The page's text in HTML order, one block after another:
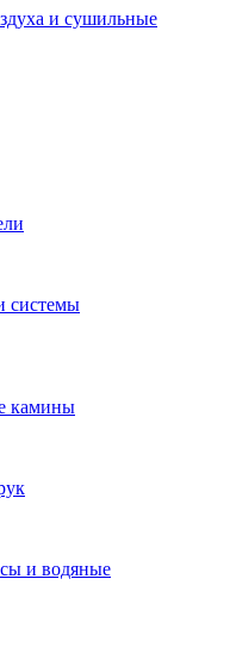
и сушильные
системы
камины
и водяные